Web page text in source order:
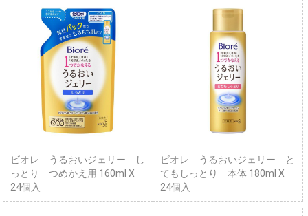
ビオレ うるおいジェリー し
っとり つめかえ用 160ml X
24個入
ビオレ うるおいジェリー と
てもしっとり 本体 180ml X
24個入